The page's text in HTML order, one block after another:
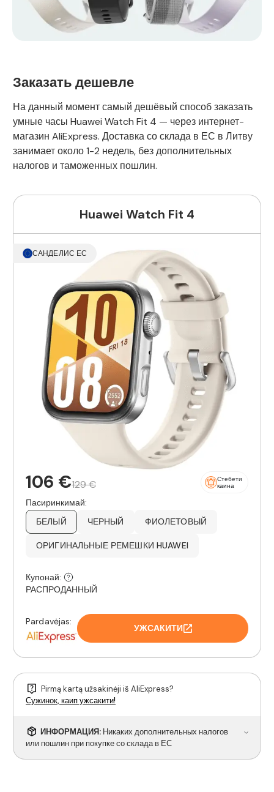
Заказать дешевле
На данный момент самый дешёвый способ заказать
умные часы Huawei Watch Fit 4 — через интернет-
магазин AliExpress. Доставка со склада в ЕС в Литву
занимает около 1-2 недель, без дополнительных
налогов и таможенных пошлин.
Huawei Watch Fit 4
САНДЕЛИС ЕС
106 €129 €
Стебети
каина
Пасиринкимай:
БЕЛЫЙ
ЧЕРНЫЙ ФИОЛЕТОВЫЙ
ОРИГИНАЛЬНЫЕ РЕМЕШКИ HUAWEI
Купонай:
РАСПРОДАННЫЙ
Pardavėjas:
УЖСАКИТИ
Pirmą kartą užsakinėji iš AliExpress?
Сужинок, каип ужсакити!
ИНФОРМАЦИЯ: Никаких дополнительных налогов
или пошлин при покупке со склада в ЕС